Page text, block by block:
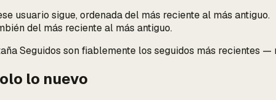
usuario sigue, ordenada del más reciente al más antiguo.
del más reciente al más antiguo.
Seguidos son fiablemente los seguidos más recientes
lo nuevo